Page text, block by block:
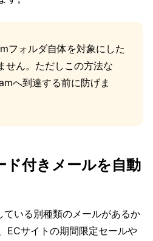
フォルダ自体を対象にした
せん。ただしこの方法な
へ到達する前に防げま
付きメールを自動
いる別種類のメールがあるか
ECサイトの期間限定セールや